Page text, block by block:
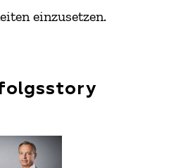
einzusetzen.